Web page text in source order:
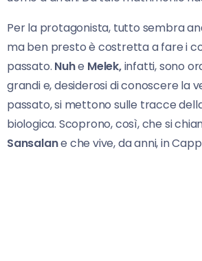
Per la protagonista, tutto sembra
ma ben presto è costretta a fare i
passato. Nuhe Melek,infatti, sono
grandi e, desiderosi di conoscere la
passato, si mettono sulle tracce
biologica. Scoprono, così, che si
Sansalane che vive, da anni, in